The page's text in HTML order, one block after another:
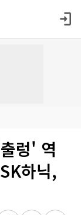
렁' 역
하닉,